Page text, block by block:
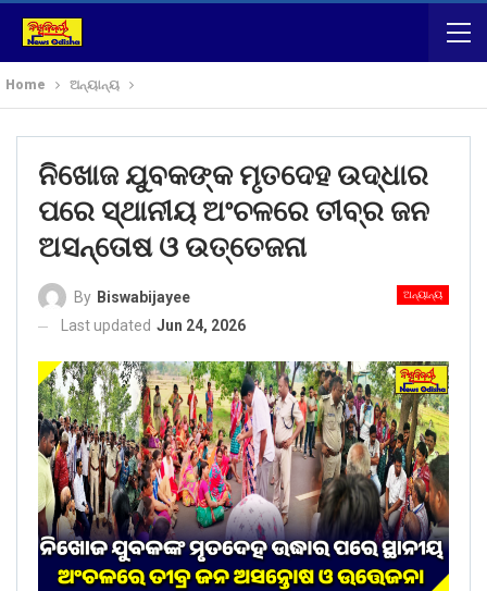
Home ଅନ୍ୟାନ୍ୟ
ନିଖୋଜ ଯୁବକଙ୍କ ମୃତଦେହ ଉଦ୍ଧାର
ପରେ ସ୍ଥାନୀୟ ଅଂଚଳରେ ତୀବ୍ର ଜନ
ଅସନ୍ତୋଷ ଓ ଉତ୍ତେଜନା
ଅନ୍ୟାନ୍ୟ
By Biswabijayee
Last updated Jun 24, 2026